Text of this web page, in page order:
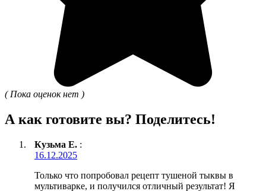
( Пока оценок нет )
А как готовите вы? Поделитесь!
Кузьма Е. :
16.12.2025
Только что попробовал рецепт тушеной тыквы в
мультиварке, и получился отличный результат! Я